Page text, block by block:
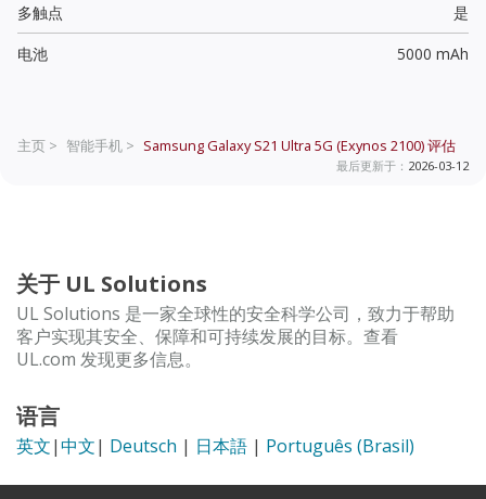
多触点
是
电池
5000 mAh
主页 > 智能手机 > Samsung Galaxy S21 Ultra 5G (Exynos 2100)评估
最后更新于： 2026-03-12
关于 UL Solutions
UL Solutions 是一家全球性的安全科学公司，致力于帮助
客户实现其安全、保障和可持续发展的目标。查看
UL.com 发现更多信息。
语言
英文|中文| Deutsch | 日本語 | Português (Brasil)